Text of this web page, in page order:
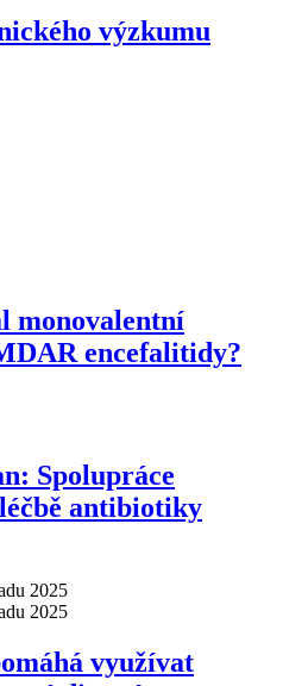
výzkumu
monovalentní
encefalitidy?
Spolupráce
antibiotiky
2025
2025
využívat